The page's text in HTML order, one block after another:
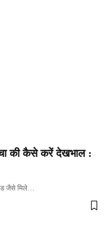
की कैसे करें देखभाल :
जैसे मिले…